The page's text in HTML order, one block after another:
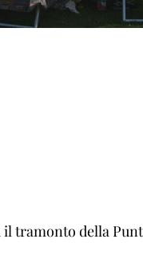
tramonto della